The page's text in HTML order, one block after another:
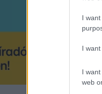
I
I
I
web